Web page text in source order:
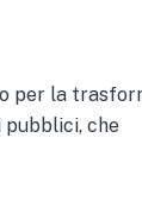
per la
pubblici, che